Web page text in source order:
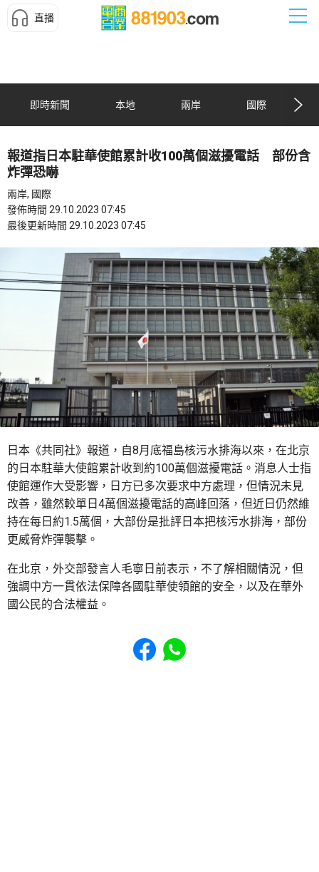
直播
即時新聞 本地 兩岸 國際
報道指日本駐華使館累計收100萬個滋擾電話 部份含
炸彈恐嚇
兩岸, 國際
發佈時間 29.10.2023 07:45
最後更新時間 29.10.2023 07:45
日本《共同社》報道，自8月底福島核污水排海以來，在北京
的日本駐華大使館累計收到約100萬個滋擾電話。消息人士指
使館運作大受影響，日方已多次要求中方處理，但情況未見
改善，雖然較單日4萬個滋擾電話的高峰回落，但近日仍然維
持在每日約1.5萬個，大部份是批評日本把核污水排海，部份
更威脅炸彈襲擊。
在北京，外交部發言人毛寧日前表示，不了解相關情況，但
強調中方一貫依法保障各國駐華使領館的安全，以及在華外
國公民的合法權益。
Share to Facebook
Share to WhatsApp